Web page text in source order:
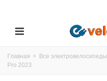
Главная > Все электровелосипеды
Pro 2023